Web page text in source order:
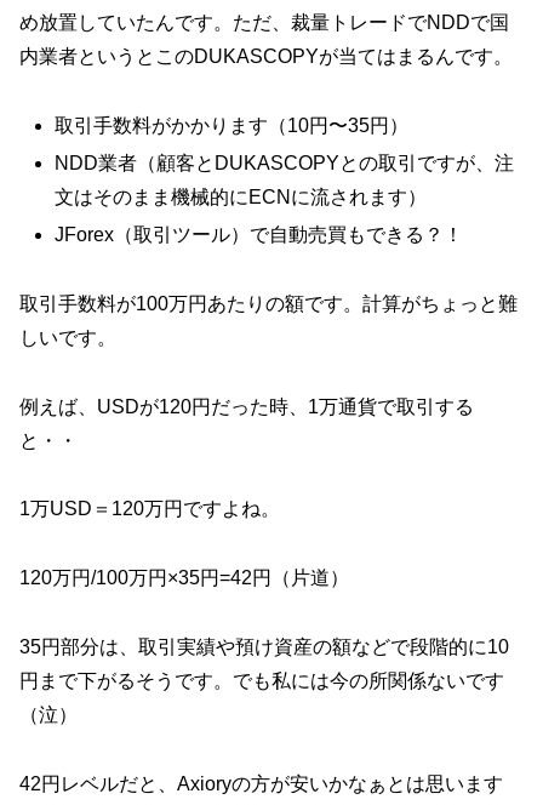
め放置していたんです。ただ、裁量トレードでNDDで国
内業者というとこのDUKASCOPYが当てはまるんです。
取引手数料がかかります（10円〜35円）
NDD業者（顧客とDUKASCOPYとの取引ですが、注
文はそのまま機械的にECNに流されます）
JForex（取引ツール）で自動売買もできる？！
取引手数料が100万円あたりの額です。計算がちょっと難
しいです。
例えば、USDが120円だった時、1万通貨で取引する
と・・
1万USD＝120万円ですよね。
120万円/100万円×35円=42円（片道）
35円部分は、取引実績や預け資産の額などで段階的に10
円まで下がるそうです。でも私には今の所関係ないです
（泣）
42円レベルだと、Axioryの方が安いかなぁとは思います